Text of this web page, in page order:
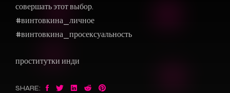
совершать этот выбор.
#винтовкина_личное
#винтовкина_просексуальность
проститутки инди
SHARE: